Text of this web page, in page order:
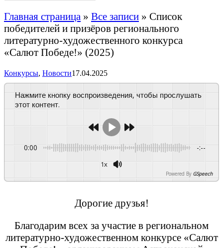
Главная страница » Все записи » Список
победителей и призёров регионального
литературно-художественного конкурса
«Салют Победе!» (2025)
Конкурсы, Новости17.04.2025
Нажмите кнопку воспроизведения, чтобы прослушать
этот контент.
0:00 -:--
1x
Powered By GSpeech
Дорогие друзья!
Благодарим всех за участие в региональном
литературно-художественном конкурсе «Салют